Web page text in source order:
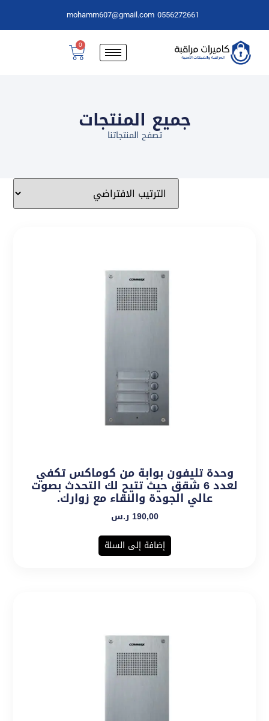
0556272661
mohamm607@gmail.com
0
جميع المنتجات
تصفح المنتجاتنا
وحدة تليفون بوابة من كوماكس تكفي
لعدد 6 شقق حيث تتيح لك التحدث بصوت
عالي الجودة والنقاء مع زوارك.
190,00 ر.س
إضافة إلى السلة